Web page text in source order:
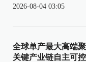
2026-08-04 03:05
全球单产最大高端
关键产业链自主可